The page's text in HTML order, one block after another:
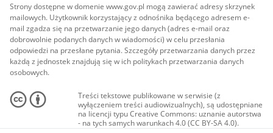
Strony dostępne w domenie www.gov.pl mogą zawierać adresy skrzynek
mailowych. Użytkownik korzystający z odnośnika będącego adresem e-
mail zgadza się na przetwarzanie jego danych (adres e-mail oraz
dobrowolnie podanych danych w wiadomości) w celu przesłania
odpowiedzi na przesłane pytania. Szczegóły przetwarzania danych przez
każdą z jednostek znajdują się w ich politykach przetwarzania danych
osobowych.
Treści tekstowe publikowane w serwisie (z
wyłączeniem treści audiowizualnych), są udostępniane
na licencji typu Creative Commons: uznanie autorstwa
- na tych samych warunkach 4.0 (CC BY-SA 4.0).